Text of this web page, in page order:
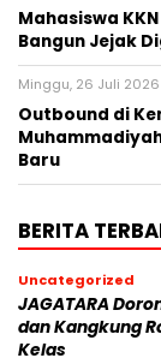
Mahasiswa
Bangun Jejak
Minggu, 26 Juli 2026
Outbound di
Baru
BERITA
Uncategorized
JAGATARA
dan Kangkung
Kelas